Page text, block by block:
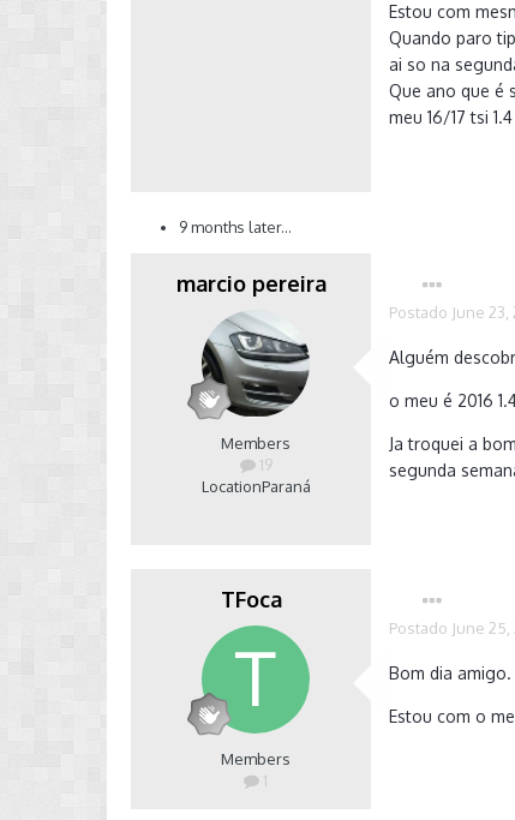
Estou com
Quando paro
ai so na
Que ano que é
meu 16/17 tsi 1.4
9 months later...
marcio pereira
Members
19
LocationParaná
Postado June 23,
Alguém
o meu é 2016
Ja troquei a
segunda
TFoca
Members
1
Postado June 25,
Bom dia amigo.
Estou com o